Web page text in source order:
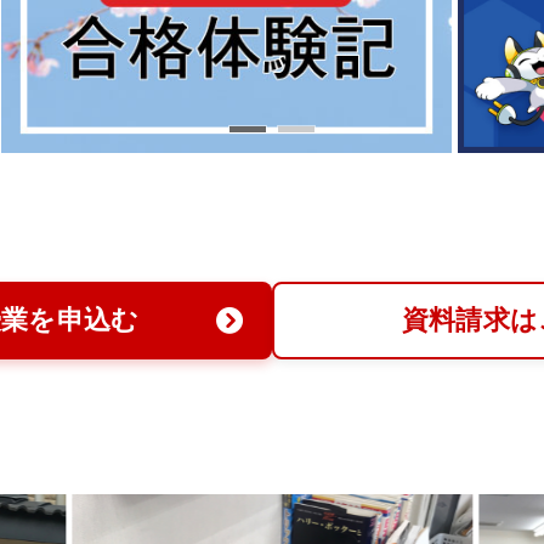
を申込む 資料請求